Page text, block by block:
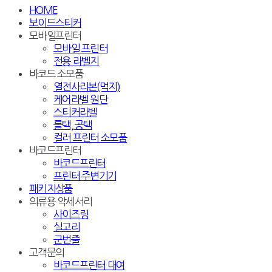
HOME
보이드스티커
모바일프린터
모바일 프린터
전용 라벨지
바코드 소모품
열전사리본(먹지)
케어라벨 원단
스티커라벨
롤택, 공택
컬러 프린터 소모품
바코드프린터
바코드프린터
프린터 주변기기
패키지상품
의류용 악세서리
사이즈링
실고리
군번줄
고객문의
바코드프린터 대여